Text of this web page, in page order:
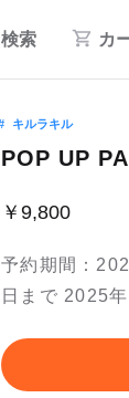
検索 カ
キルラキル
POP UP
￥9,800
予約期間：
日まで 2025